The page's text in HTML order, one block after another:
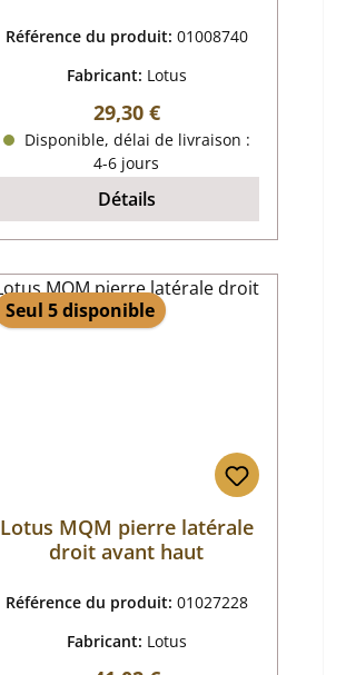
Référence du produit: 01008740
Fabricant: Lotus
Prix régulier :
29,30 €
Disponible, délai de livraison :
4-6 jours
Détails
Seul 5 disponible
Lotus MQM pierre latérale
droit avant haut
Référence du produit: 01027228
Fabricant: Lotus